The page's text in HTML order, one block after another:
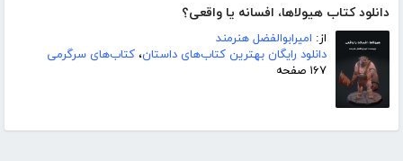
دانلود کتاب هیولاها، افسانه یا واقعی؟
از: امیرابوالفضل هنرمند
دانلود رایگان بهترین کتاب‌های داستان، کتاب‌های سرگرمی
۱۶۷ صفحه